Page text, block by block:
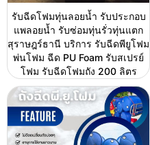
รับฉีดโฟมทุ่นลอยน้ำ รับประกอบ
แพลอยน้ำ รับซ่อมทุ่นรั่วทุ่นแตก
สุราษฎร์ธานี บริการ รับฉีดพียูโฟม
พ่นโฟม ฉีด PU Foam รับสเปรย์
โฟม รับฉีดโฟมถัง 200 ลิตร